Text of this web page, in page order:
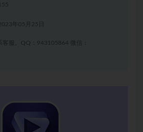
年05月25日
客服。QQ：943105864 微信：